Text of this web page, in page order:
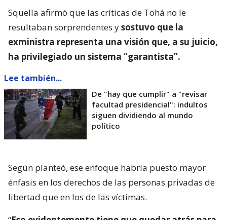
Squella afirmó que las críticas de Tohá no le
resultaban sorprendentes ysostuvo que la
exministra representa una visión que, a su juicio,
ha privilegiado un sistema “garantista”.
Lee también...
De "hay que cumplir" a "revisar
facultad presidencial": indultos
siguen dividiendo al mundo
político
Según planteó, ese enfoque habría puesto mayor
énfasis en los derechos de las personas privadas de
libertad que en los de las víctimas.